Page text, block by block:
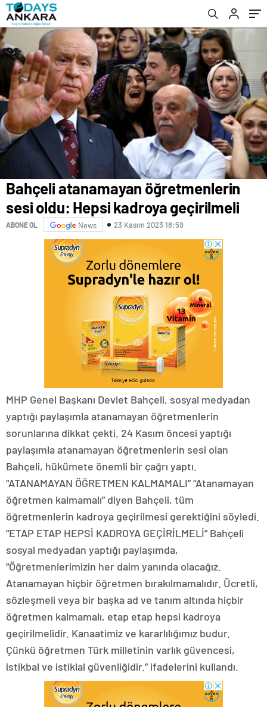
Bahçeli atanamayan öğretmenlerin
sesi oldu: Hepsi kadroya geçirilmeli
ABONE OL News 23 Kasım 2023 18:59
MHP Genel Başkanı Devlet Bahçeli, sosyal medyadan
yaptığı paylaşımla atanamayan öğretmenlerin
sorunlarına dikkat çekti. 24 Kasım öncesi yaptığı
paylaşımla atanamayan öğretmenlerin sesi olan
Bahçeli, hükümete önemli bir çağrı yaptı.
“ATANAMAYAN ÖĞRETMEN KALMAMALI” “Atanamayan
öğretmen kalmamalı” diyen Bahçeli, tüm
öğretmenlerin kadroya geçirilmesi gerektiğini söyledi.
“ETAP ETAP HEPSİ KADROYA GEÇİRİLMELİ” Bahçeli
sosyal medyadan yaptığı paylaşımda,
“Öğretmenlerimizin her daim yanında olacağız.
Atanamayan hiçbir öğretmen bırakılmamalıdır. Ücretli,
sözleşmeli veya bir başka ad ve tanım altında hiçbir
öğretmen kalmamalı, etap etap hepsi kadroya
geçirilmelidir. Kanaatimiz ve kararlılığımız budur.
Çünkü öğretmen Türk milletinin varlık güvencesi,
istikbal ve istiklal güvenliğidir.” ifadelerini kullandı.